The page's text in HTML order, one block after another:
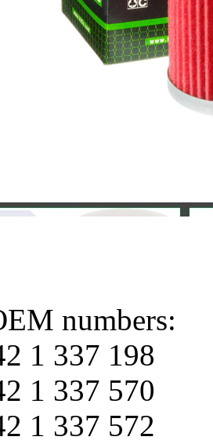
numbers:
1 337 198
1 337 570
1 337 572